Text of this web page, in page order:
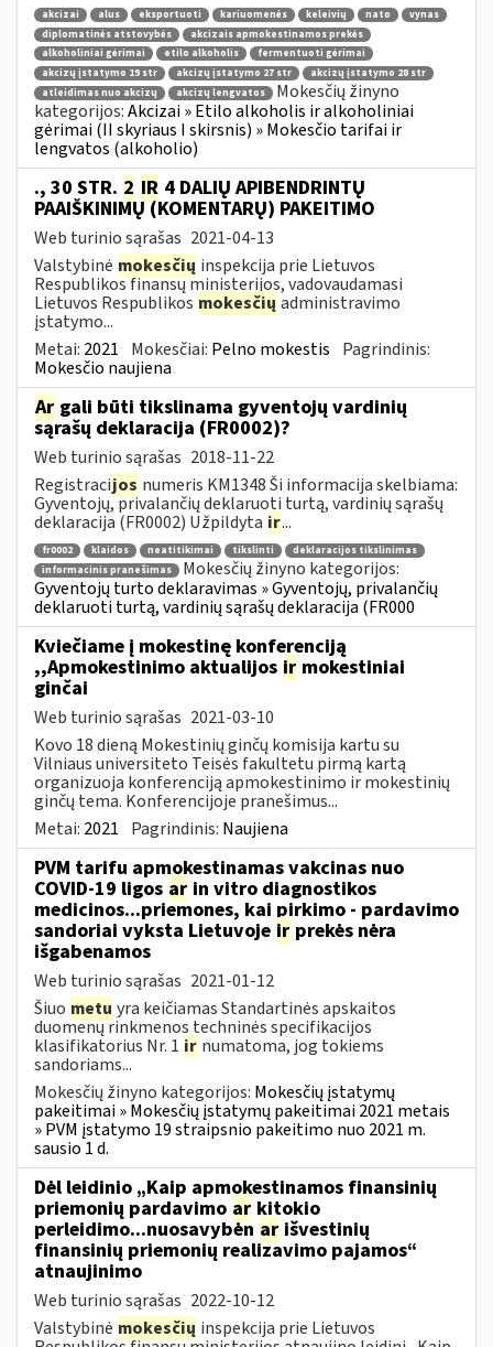
akcizai alus eksportuoti kariuomenės keleivių nato
vynas
diplomatinės atstovybės
akcizais apmokestinamos prekės
alkoholiniai gėrimai
etilo alkoholis
fermentuoti gėrimai
akcizų įstatymo 19 str
akcizų įstatymo 27 str
akcizų įstatymo 28 str
atleidimas nuo akcizų
akcizų lengvatos
Mokesčių žinyno
kategorijos:Akcizai » Etilo alkoholis ir alkoholiniai
gėrimai (II skyriaus I skirsnis) » Mokesčio tarifai ir
lengvatos (alkoholio)
., 30 STR. 2 IR 4 DALIŲ APIBENDRINTŲ
PAAIŠKINIMŲ (KOMENTARŲ) PAKEITIMO
Web turinio sąrašas 2021-04-13
Valstybinė mokesčių inspekcija prie Lietuvos
Respublikos finansų ministerijos, vadovaudamasi
Lietuvos Respublikos mokesčių administravimo
įstatymo...
Metai: 2021 Mokesčiai: Pelno mokestis Pagrindinis:
Mokesčio naujiena
Ar gali būti tikslinama gyventojų vardinių
sąrašų deklaracija (FR0002)?
Web turinio sąrašas 2018-11-22
Registracijos numeris KM1348 Ši informacija skelbiama:
Gyventojų, privalančių deklaruoti turtą, vardinių sąrašų
deklaracija (FR0002) Užpildyta ir...
fr0002 klaidos neatitikimai tikslinti
deklaracijos tikslinimas
informacinis pranešimas
Mokesčių žinyno kategorijos:
Gyventojų turto deklaravimas » Gyventojų, privalančių
deklaruoti turtą, vardinių sąrašų deklaracija (FR000
Kviečiame į mokestinę konferenciją
,,Apmokestinimo aktualijos ir mokestiniai
ginčai
Web turinio sąrašas 2021-03-10
Kovo 18 dieną Mokestinių ginčų komisija kartu su
Vilniaus universiteto Teisės fakultetu pirmą kartą
organizuoja konferenciją apmokestinimo ir mokestinių
ginčų tema. Konferencijoje pranešimus...
Metai: 2021 Pagrindinis: Naujiena
PVM tarifu apmokestinamas vakcinas nuo
COVID-19 ligos ar in vitro diagnostikos
medicinos...priemones, kai pirkimo - pardavimo
sandoriai vyksta Lietuvoje ir prekės nėra
išgabenamos
Web turinio sąrašas 2021-01-12
Šiuo metu yra keičiamas Standartinės apskaitos
duomenų rinkmenos techninės specifikacijos
klasifikatorius Nr. 1 ir numatoma, jog tokiems
sandoriams...
Mokesčių žinyno kategorijos: Mokesčių įstatymų
pakeitimai » Mokesčių įstatymų pakeitimai 2021 metais
» PVM įstatymo 19 straipsnio pakeitimo nuo 2021 m.
sausio 1 d.
Dėl leidinio „Kaip apmokestinamos finansinių
priemonių pardavimo ar kitokio
perleidimo...nuosavybėn ar išvestinių
finansinių priemonių realizavimo pajamos“
atnaujinimo
Web turinio sąrašas 2022-10-12
Valstybinė mokesčių inspekcija prie Lietuvos